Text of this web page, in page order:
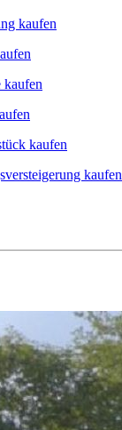
kaufen
kaufen
kaufen
kaufen